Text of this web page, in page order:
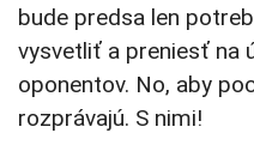
bude predsa len
vysvetliť a preniesť na
oponentov. No, aby
rozprávajú. S nimi!